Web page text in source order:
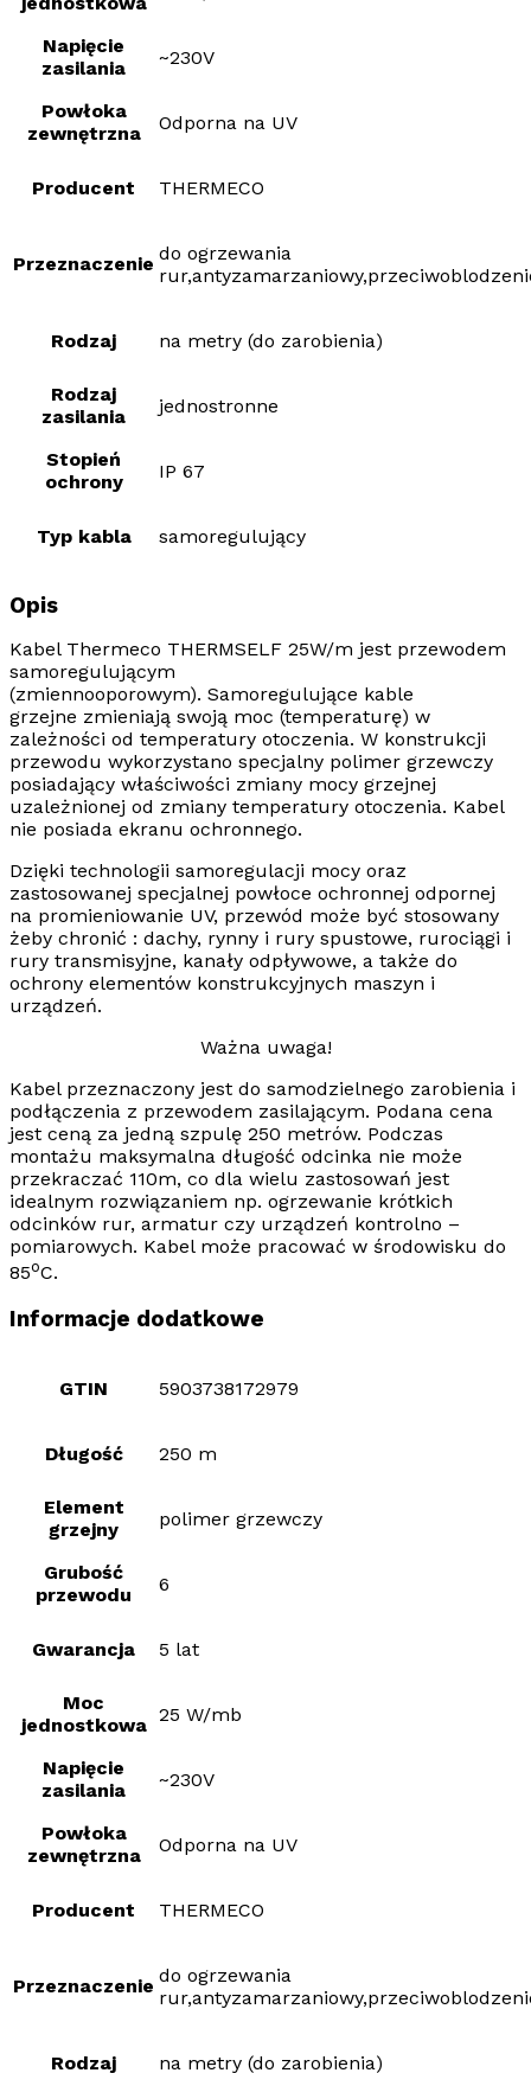
Napięcie
zasilania
~230V
Powłoka
zewnętrzna
Odporna na UV
Producent THERMECO
Przeznaczenie do ogrzewania
Rodzaj na metry (do zarobienia)
Rodzaj
zasilania
jednostronne
Stopień
ochrony
IP 67
Typ kabla samoregulujący
Opis
Kabel Thermeco THERMSELF 25W/m jest przewodem
samoregulującym
(zmiennooporowym). Samoregulujące kable
grzejne zmieniają swoją moc (temperaturę) w
zależności od temperatury otoczenia. W konstrukcji
przewodu wykorzystano specjalny polimer grzewczy
posiadający właściwości zmiany mocy grzejnej
uzależnionej od zmiany temperatury otoczenia. Kabel
nie posiada ekranu ochronnego.
Dzięki technologii samoregulacji mocy oraz
zastosowanej specjalnej powłoce ochronnej odpornej
na promieniowanie UV, przewód może być stosowany
żeby chronić : dachy, rynny i rury spustowe, rurociągi i
rury transmisyjne, kanały odpływowe, a także do
ochrony elementów konstrukcyjnych maszyn i
urządzeń.
Ważna uwaga!
Kabel przeznaczony jest do samodzielnego zarobienia i
podłączenia z przewodem zasilającym. Podana cena
jest ceną za jedną szpulę 250 metrów. Podczas
montażu maksymalna długość odcinka nie może
przekraczać 110m, co dla wielu zastosowań jest
idealnym rozwiązaniem np. ogrzewanie krótkich
odcinków rur, armatur czy urządzeń kontrolno –
pomiarowych. Kabel może pracować w środowisku do
85oC.
Informacje dodatkowe
GTIN 5903738172979
Długość 250 m
Element
grzejny
polimer grzewczy
Grubość
przewodu
6
Gwarancja 5 lat
Moc
jednostkowa 25 W/mb
Napięcie
zasilania
~230V
Powłoka
zewnętrzna
Odporna na UV
Producent THERMECO
Przeznaczenie do ogrzewania
Rodzaj na metry (do zarobienia)